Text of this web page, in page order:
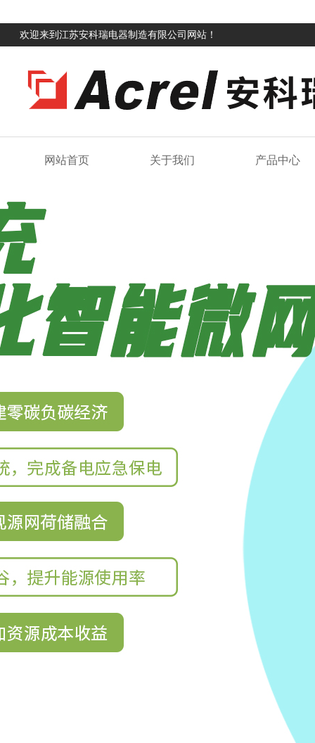
欢迎来到江苏安科瑞电器制造有限公司网站！
网站首页 关于我们 产品中心